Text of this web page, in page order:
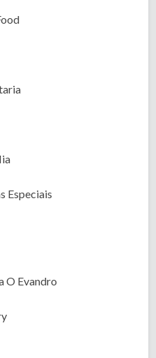
Especiais
O Evandro